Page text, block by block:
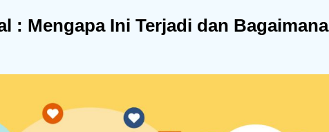
: Mengapa Ini Terjadi dan Bagaimana